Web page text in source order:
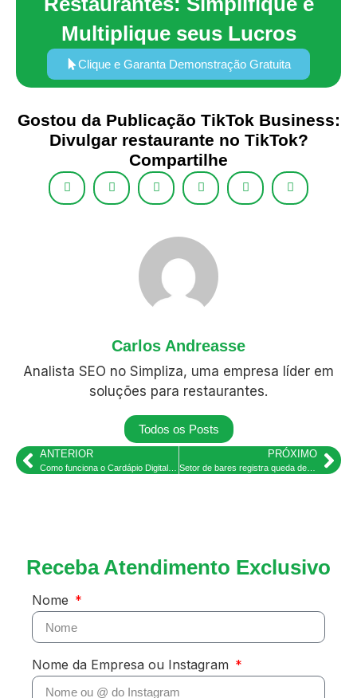
Multiplique seus Lucros
Clique e Garanta Demonstração Gratuita
Gostou da Publicação TikTok Business:
Divulgar restaurante no TikTok?
Compartilhe
Carlos Andreasse
Analista SEO no Simpliza, uma empresa líder em
soluções para restaurantes.
Todos os Posts
ANTERIOR PRÓXIMO
Setor de bares registra queda de 15% em relação ao Pré-Covid: Reflexões para Ambev e Heineken
Receba Atendimento Exclusivo
Nome
Nome da Empresa ou Instagram